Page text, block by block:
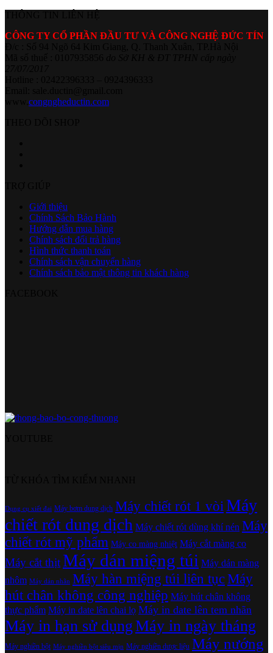
CÔNG TY CỔ PHẦN ĐẦU TƯ VÀ CÔNG NGHỆ ĐỨC TÍN
congngheductin.com
Giới thiệu
Chính Sách Bảo Hành
Hướng dẫn mua hàng
Chính sách đổi trả hàng
Hình thức thanh toán
Chính sách vận chuyển hàng
Chính sách bảo mật thông tin khách hàng
Dụng cụ xiết đai Máy bơm dung dịch Máy chiết rót 1 vòiMáy
chiết rót dung dịch Máy chiết rót dùng khí nén Máy
chiết rót mỹ phẩm Máy co màng nhiệt Máy cắt màng co
Máy cắt thịtMáy dán miệng túi Máy dán màng
nhôm Máy dán nhãn Máy hàn miệng túi liên tụcMáy
hút chân không công nghiệp Máy hút chân không
thực phẩm Máy in date lên chai lọ Máy in date lên tem nhãn
Máy in hạn sử dụngMáy in ngày tháng
Máy nghiền bột Máy nghiền bột siêu mịn Máy nghiền dược liệu Máy nướng